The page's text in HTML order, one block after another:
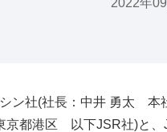
2022年
ン社(社長：中井 勇太 本
京都港区 以下JSR社)と、